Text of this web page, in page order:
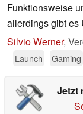
Funktionsweise
allerdings gibt es
Silvio Werner,
Launch
Gaming
Jetzt